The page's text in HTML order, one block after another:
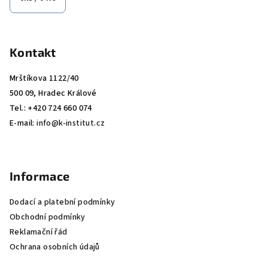
Kontakt
Mrštíkova 1122/40
500 09, Hradec Králové
Tel.: +420 724 660 074
E-mail:info@k-institut.cz
Informace
Dodací a platební podmínky
Obchodní podmínky
Reklamační řád
Ochrana osobních údajů